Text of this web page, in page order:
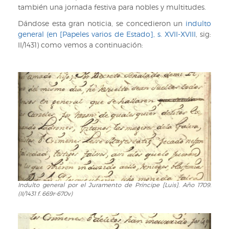
también una jornada festiva para nobles y multitudes.
Dándose esta gran noticia, se concedieron un indulto
general (en [Papeles varios de Estado], s. XVII-XVIII , sig:
II/1431) como vemos a continuación:
Indulto
general
el
Indulto general por el Juramento de Príncipe [Luis]. Año 1709.
(II/1431 f. 669r-670v)